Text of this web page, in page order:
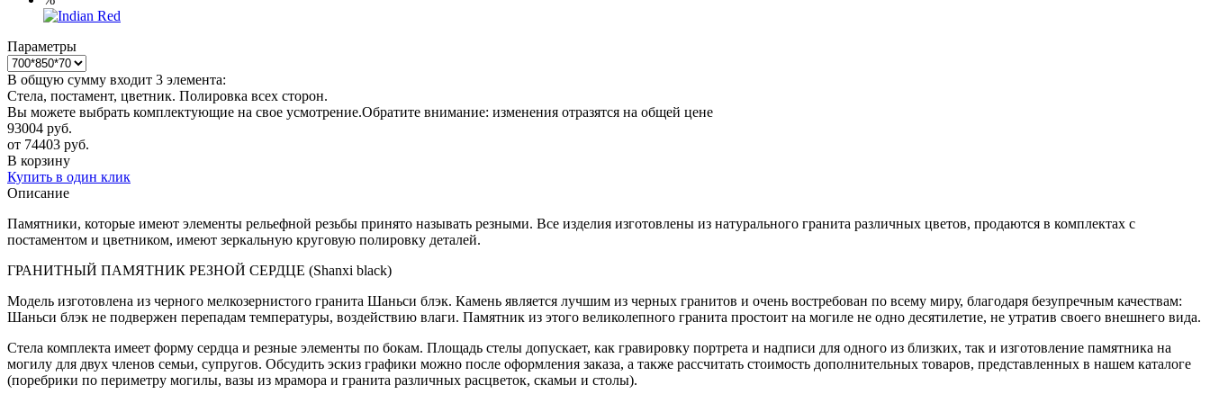
Параметры
В общую сумму входит 3 элемента:
Стела, постамент, цветник. Полировка всех сторон.
Вы можете выбрать комплектующие на свое усмотрение.Обратите внимание: изменения отразятся на общей цене
93004 руб.
от 74403 руб.
В корзину
Купить в один клик
Описание
Памятники, которые имеют элементы рельефной резьбы принято называть резными. Все изделия изготовлены из натурального гранита различных цветов, продаются в комплектах с
постаментом и цветником, имеют зеркальную круговую полировку деталей.
ГРАНИТНЫЙ ПАМЯТНИК РЕЗНОЙ СЕРДЦЕ (Shanxi black)
Модель изготовлена из черного мелкозернистого гранита Шаньси блэк. Камень является лучшим из черных гранитов и очень востребован по всему миру, благодаря безупречным качествам:
Шаньси блэк не подвержен перепадам температуры, воздействию влаги. Памятник из этого великолепного гранита простоит на могиле не одно десятилетие, не утратив своего внешнего вида.
Стела комплекта имеет форму сердца и резные элементы по бокам. Площадь стелы допускает, как гравировку портрета и надписи для одного из близких, так и изготовление памятника на
могилу для двух членов семьи, супругов. Обсудить эскиз графики можно после оформления заказа, а также рассчитать стоимость дополнительных товаров, представленных в нашем каталоге
(поребрики по периметру могилы, вазы из мрамора и гранита различных расцветок, скамьи и столы).